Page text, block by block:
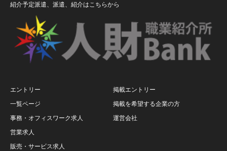
紹介予定派遣、派遣、紹介はこちらから
エントリー
一覧ページ
事務・オフィスワーク求人
営業求人
販売・サービス求人
掲載エントリー
掲載を希望する企業の方
運営会社